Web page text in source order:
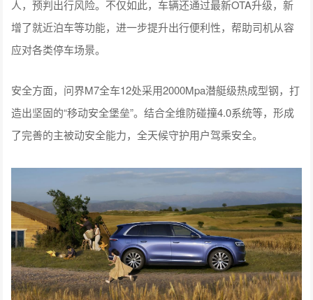
人，预判出行风险。不仅如此，车辆还通过最新OTA升级，新
增了就近泊车等功能，进一步提升出行便利性，帮助司机从容
应对各类停车场景。
安全方面，问界M7全车12处采用2000Mpa潜艇级热成型钢，打
造出坚固的“移动安全堡垒”。结合全维防碰撞4.0系统等，形成
了完善的主被动安全能力，全天候守护用户驾乘安全。